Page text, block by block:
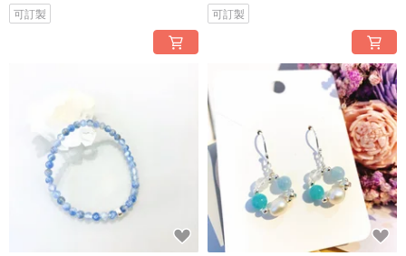
可訂製 可訂製